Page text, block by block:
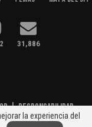
31,886
|Responsabilidad
la experiencia del